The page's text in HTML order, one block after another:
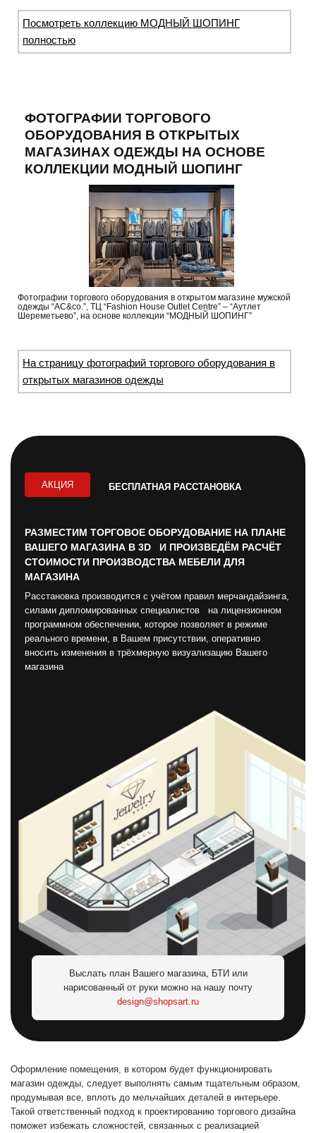
Посмотреть коллекцию МОДНЫЙ ШОПИНГ
полностью
ФОТОГРАФИИ ТОРГОВОГО
ОБОРУДОВАНИЯ В ОТКРЫТЫХ
МАГАЗИНАХ ОДЕЖДЫ НА ОСНОВЕ
КОЛЛЕКЦИИ МОДНЫЙ ШОПИНГ
Фотографии торгового оборудования в открытом магазине мужской
одежды “AC&co.”, ТЦ “Fashion House Outlet Centre” – “Аутлет
Шереметьево”, на основе коллекции “МОДНЫЙ ШОПИНГ”
На страницу фотографий торгового оборудования в
открытых магазинов одежды
АКЦИЯ БЕСПЛАТНАЯ РАССТАНОВКА
РАЗМЕСТИМ ТОРГОВОЕ ОБОРУДОВАНИЕ НА ПЛАНЕ
ВАШЕГО МАГАЗИНА В 3D И ПРОИЗВЕДЁМ РАСЧЁТ
СТОИМОСТИ ПРОИЗВОДСТВА МЕБЕЛИ ДЛЯ
МАГАЗИНА
Расстановка производится с учётом правил мерчандайзинга,
силами дипломированных специалистов на лицензионном
программном обеспечении, которое позволяет в режиме
реального времени, в Вашем присутствии, оперативно
вносить изменения в трёхмерную визуализацию Вашего
магазина
Выслать план Вашего магазина, БТИ или
нарисованный от руки можно на нашу почту
design@shopsart.ru
Оформление помещения, в котором будет функционировать
магазин одежды, следует выполнять самым тщательным образом,
продумывая все, вплоть до мельчайших деталей в интерьере.
Такой ответственный подход к проектированию торгового дизайна
поможет избежать сложностей, связанных с реализацией